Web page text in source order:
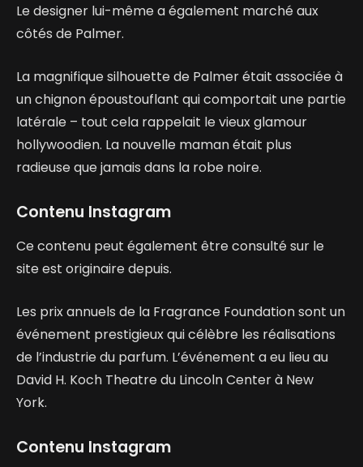
Le designer lui-même a également marché aux
côtés de Palmer.
La magnifique silhouette de Palmer était associée à
un chignon époustouflant qui comportait une partie
latérale – tout cela rappelait le vieux glamour
hollywoodien. La nouvelle maman était plus
radieuse que jamais dans la robe noire.
Contenu Instagram
Ce contenu peut également être consulté sur le
site est originaire depuis.
Les prix annuels de la Fragrance Foundation sont un
événement prestigieux qui célèbre les réalisations
de l’industrie du parfum. L’événement a eu lieu au
David H. Koch Theatre du Lincoln Center à New
York.
Contenu Instagram